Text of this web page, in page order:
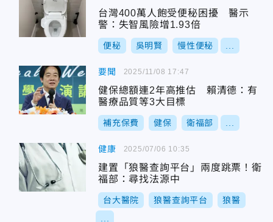
台灣400萬人飽受便秘困擾 醫示
警：失智風險增1.93倍
便秘 吳明賢 慢性便秘
要聞
健保總額連2年高推估 賴清德：有
醫療品質等3大目標
補充保費 健保 衛福部
2025/11/08 17:47
健康
建置「狼醫查詢平台」兩度跳票！衛
福部：尋找法源中
台大醫院 狼醫查詢平台 狼醫
2025/07/06 10:35